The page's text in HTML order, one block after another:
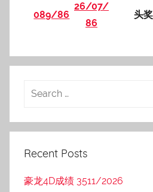
089/86
26/07/
86
头奖
Recent Posts
豪龙4D成绩 3511/2026